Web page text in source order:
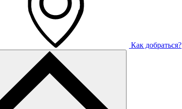
Как добраться?